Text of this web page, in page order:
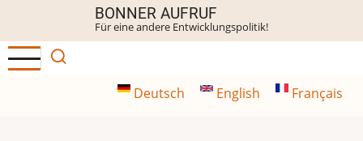
Inhalt
BONNER AUFRUF
Für eine andere Entwicklungspolitik!
Deutsch English Français